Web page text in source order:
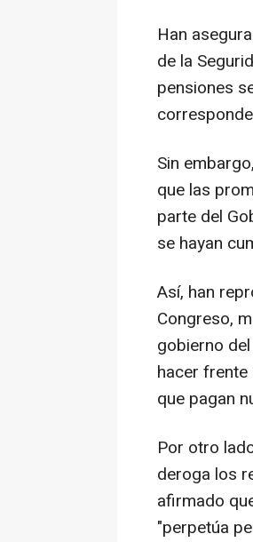
Han
de la
pensiones
Sin
que las
parte del
se hayan
Así, han
Congreso,
gobierno
hacer
que pagan
Por otro
deroga los
afirmado
"perpetúa